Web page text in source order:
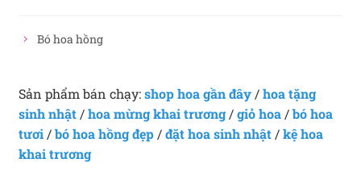
Bó hoa hồng
Sản phẩm bán chạy:shop hoa gần đây /hoa tặng
sinh nhật /hoa mừng khai trương/giỏ hoa /bó hoa
tươi /bó hoa hồng đẹp /đặt hoa sinh nhật /kệ hoa
khai trương